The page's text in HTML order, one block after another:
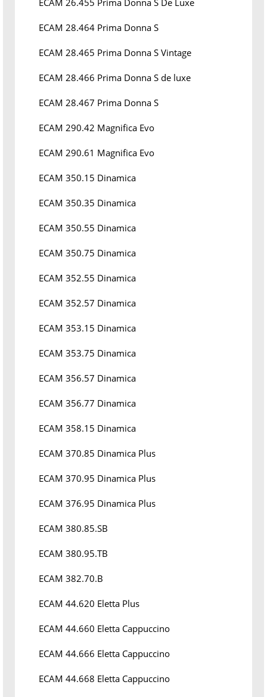
ECAM 26.455 Prima Donna S De Luxe
ECAM 28.464 Prima Donna S
ECAM 28.465 Prima Donna S Vintage
ECAM 28.466 Prima Donna S de luxe
ECAM 28.467 Prima Donna S
ECAM 290.42 Magnifica Evo
ECAM 290.61 Magnifica Evo
ECAM 350.15 Dinamica
ECAM 350.35 Dinamica
ECAM 350.55 Dinamica
ECAM 350.75 Dinamica
ECAM 352.55 Dinamica
ECAM 352.57 Dinamica
ECAM 353.15 Dinamica
ECAM 353.75 Dinamica
ECAM 356.57 Dinamica
ECAM 356.77 Dinamica
ECAM 358.15 Dinamica
ECAM 370.85 Dinamica Plus
ECAM 370.95 Dinamica Plus
ECAM 376.95 Dinamica Plus
ECAM 380.85.SB
ECAM 380.95.TB
ECAM 382.70.B
ECAM 44.620 Eletta Plus
ECAM 44.660 Eletta Cappuccino
ECAM 44.666 Eletta Cappuccino
ECAM 44.668 Eletta Cappuccino